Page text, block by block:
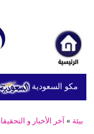
السعودية
بيئة » آخر الأخبار و